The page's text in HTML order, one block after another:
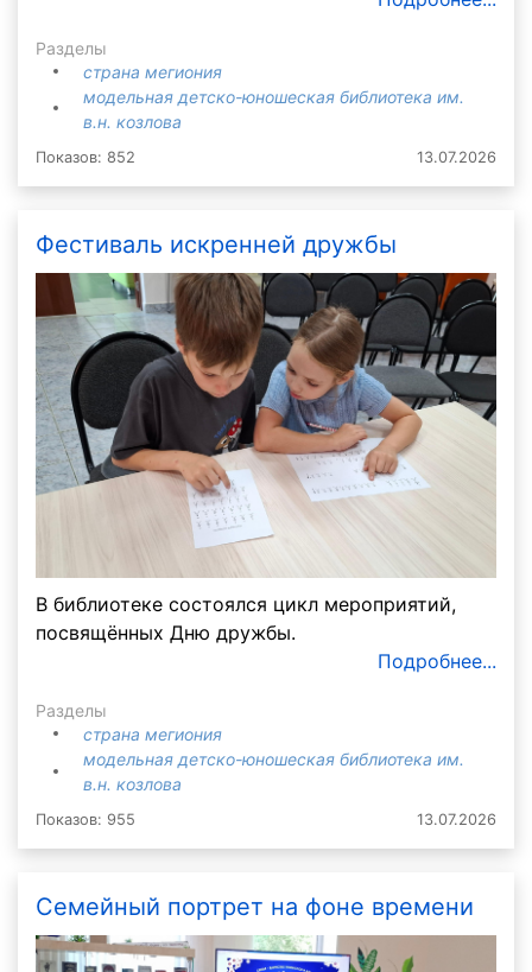
Разделы
страна мегиония
модельная детско-юношеская библиотека им.
в.н. козлова
Показов: 852 13.07.2026
Фестиваль искренней дружбы
В библиотеке состоялся цикл мероприятий,
посвящённых Дню дружбы.
Подробнее...
Разделы
страна мегиония
модельная детско-юношеская библиотека им.
в.н. козлова
Показов: 955 13.07.2026
Семейный портрет на фоне времени